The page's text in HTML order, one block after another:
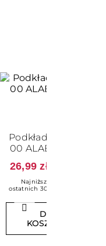
Następny
Podkład kryjący:
00 ALABASTER
26,99 zł
Najniższa cena z
ostatnich 30 dni 55.99 zł
DO
KOSZYKA